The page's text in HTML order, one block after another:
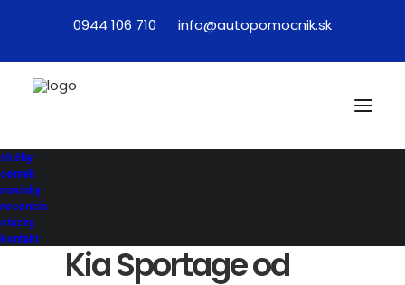
0944 106 710 info@autopomocnik.sk
služby
cenník
novinky
recenzie
otázky
kontakt
čo týždeň dal:
Kia Sportage od